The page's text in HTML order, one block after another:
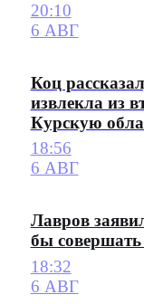
20:10
6 АВГ
Коц
извлекла из
Курскую
18:56
6 АВГ
Лавров
бы совершать
18:32
6 АВГ